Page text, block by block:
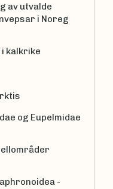
av utvalde
i Noreg
kalkrike
og Eupelmidae
-